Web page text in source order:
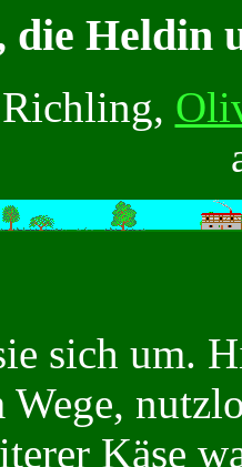
die Heldin
sich um.
Käse